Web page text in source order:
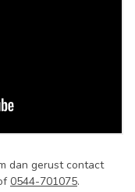
dan gerust contact
0544-701075.